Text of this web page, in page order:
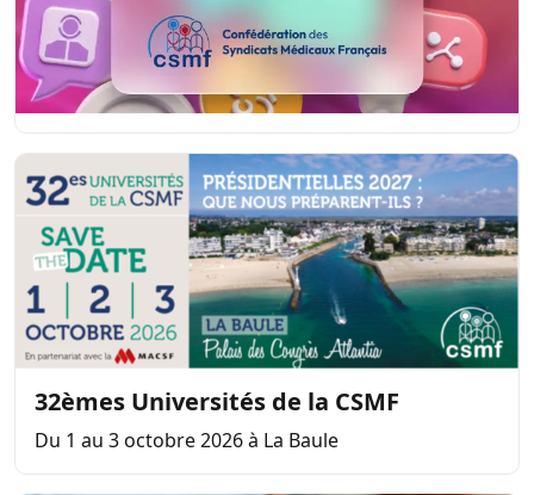
32èmes Universités de la CSMF
Du 1 au 3 octobre 2026 à La Baule